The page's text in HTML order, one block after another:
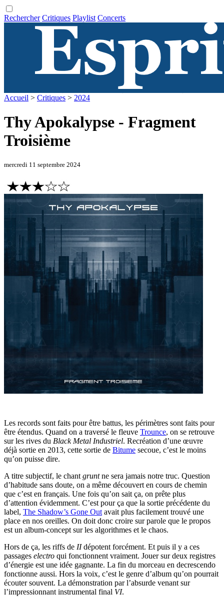
Rechercher Critiques Playlist Concerts
Accueil > Critiques > 2024
Thy Apokalypse - Fragment
Troisième
mercredi 11 septembre 2024
Les records sont faits pour être battus, les périmètres sont faits pour
être étendus. Quand on a traversé le fleuve Trounce, on se retrouve
sur les rives du Black Metal Industriel. Recréation d’une œuvre
déjà sortie en 2013, cette sortie de Bitume secoue, c’est le moins
qu’on puisse dire.
A titre subjectif, le chant gruntne sera jamais notre truc. Question
d’habitude sans doute, on a même découvert en cours de chemin
que c’est en français. Une fois qu’on sait ça, on prête plus
d’attention évidemment. C’est pour ça que la sortie précédente du
label, The Shadow’s Gone Out avait plus facilement trouvé une
place en nos oreilles. On doit donc croire sur parole que le propos
est un album-concept sur les algorithmes et le chaos.
Hors de ça, les riffs de IIdépotent forcément. Et puis il y a ces
passages electro qui fonctionnent vraiment. Jouer sur deux registres
d’énergie est une idée gagnante. La fin du morceau en decrescendo
fonctionne aussi. Hors la voix, c’est le genre d’album qu’on pourrait
écouter souvent. La démonstration par l’absurde venant sur
l’impressionnant instrumental final VI.